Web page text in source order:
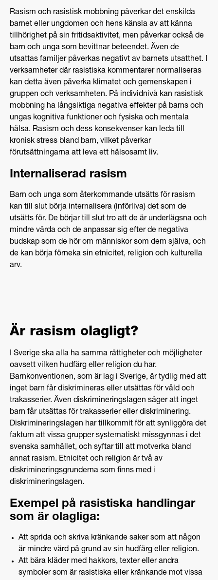
Rasism och rasistisk mobbning påverkar det enskilda
barnet eller ungdomen och hens känsla av att känna
tillhörighet på sin fritidsaktivitet, men påverkar också de
barn och unga som bevittnar beteendet. Även de
utsattas familjer påverkas negativt av barnets utsatthet. I
verksamheter där rasistiska kommentarer normaliseras
kan detta även påverka klimatet och gemenskapen i
gruppen och verksamheten. På individnivå kan rasistisk
mobbning ha långsiktiga negativa effekter på barns och
ungas kognitiva funktioner och fysiska och mentala
hälsa. Rasism och dess konsekvenser kan leda till
kronisk stress bland barn, vilket påverkar
förutsättningarna att leva ett hälsosamt liv.
Internaliserad rasism
Barn och unga som återkommande utsätts för rasism
kan till slut börja internalisera (införliva) det som de
utsätts för. De börjar till slut tro att de är underlägsna och
mindre värda och de anpassar sig efter de negativa
budskap som de hör om människor som dem själva, och
de kan börja förneka sin etnicitet, religion och kulturella
arv.
Är rasism olagligt?
I Sverige ska alla ha samma rättigheter och möjligheter
oavsett vilken hudfärg eller religion du har.
Barnkonventionen, som är lag i Sverige, är tydlig med att
inget barn får diskrimineras eller utsättas för våld och
trakasserier. Även diskrimineringslagen säger att inget
barn får utsättas för trakasserier eller diskriminering.
Diskrimineringslagen har tillkommit för att synliggöra det
faktum att vissa grupper systematiskt missgynnas i det
svenska samhället, och syftar till att motverka bland
annat rasism. Etnicitet och religion är två av
diskrimineringsgrunderna som finns med i
diskrimineringslagen.
Exempel på rasistiska handlingar
som är olagliga:
Att sprida och skriva kränkande saker som att någon
är mindre värd på grund av sin hudfärg eller religion.
Att bära kläder med hakkors, texter eller andra
symboler som är rasistiska eller kränkande mot vissa